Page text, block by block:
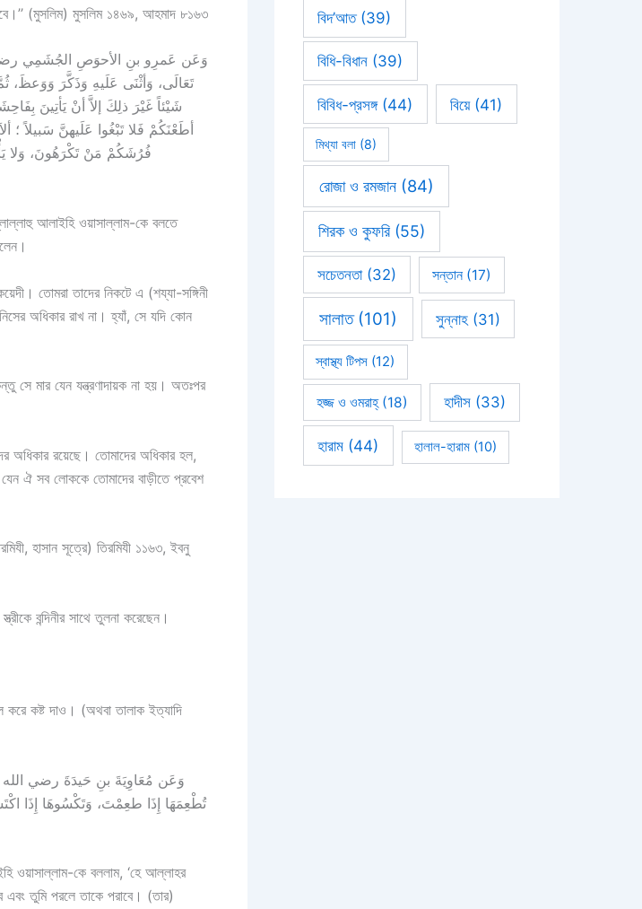
(মুসলিম) মুসলিম ১৪৬৯, আহমাদ ৮১৬৩
تَعَالَى، وَأثْنَى عَلَيهِ وَذَكَّرَ وَوَعظَ،
شَيْئاً غَيْرَ ذلِكَ إلاَّ أنْ يَأتِينَ
أطَعْنَكُمْ فَلا تَبْغُوا عَلَيهنَّ سَبيلاً
فُرُشَكُمْ مَنْ تَكْرَهُونَ، وَلا
আলাইহি ওয়াসাল্লাম-কে বলতে
তোমরা তাদের নিকটে এ (শয্যা-সঙ্গিনী
অধিকার রাখ না। হ্যাঁ, সে যদি কোন
সে মার যেন যন্ত্রণাদায়ক না হয়। অতঃপর
অধিকার রয়েছে। তোমাদের অধিকার হল,
ঐ সব লোককে তোমাদের বাড়ীতে প্রবেশ
হাসান সূত্রে) তিরমিযী ১১৬৩, ইবনু
বন্দিনীর সাথে তুলনা করেছেন।
কষ্ট দাও। (অথবা তালাক ইত্যাদি
تُطْعِمَهَا إِذَا طعِمْتَ، وَتَكْسُوهَا إِذَا
ওয়াসাল্লাম-কে বললাম, ‘হে আল্লাহর
এবং তুমি পরলে তাকে পরাবে। (তার)
বিদ’আত(39)
বিধি-বিধান (39)
বিবিধ-প্রসঙ্গ(44) বিয়ে(41)
মিথ্যা বলা(8)
রোজা ও রমজান(84)
শিরক ও কুফরি(55)
সচেতনতা(32) সন্তান(17)
সালাত(101) সুন্নাহ(31)
স্বাস্থ্য টিপস (12)
হজ্জ ও ওমরাহ্‌(18) হাদীস (33)
হারাম (44) হালাল-হারাম (10)